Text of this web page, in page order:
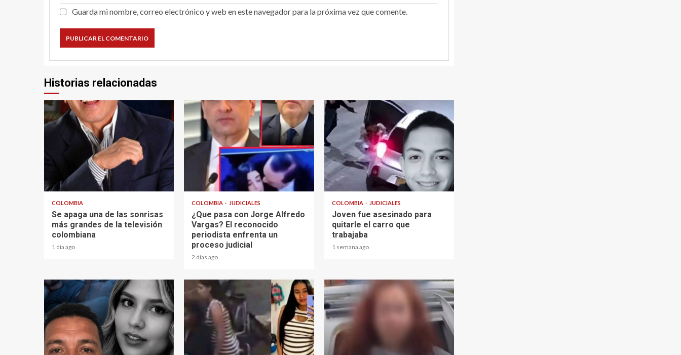
Guarda mi nombre, correo electrónico y web en este navegador para la próxima vez que comente.
Historias relacionadas
1 min read
COLOMBIA
Se apaga una de las sonrisas
más grandes de la televisión
colombiana
1 día ago
2 min read
COLOMBIA JUDICIALES
¿Que pasa con Jorge Alfredo
Vargas? El reconocido
periodista enfrenta un
proceso judicial
2 días ago
2 min read
COLOMBIA JUDICIALES
Joven fue asesinado para
quitarle el carro que
trabajaba
1 semana ago